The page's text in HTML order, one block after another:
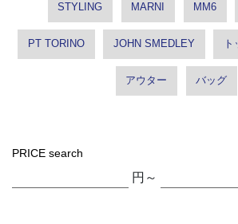
STYLING MARNI MM6
PT TORINO JOHN SMEDLEY
アウター バッグ
PRICE search
円～